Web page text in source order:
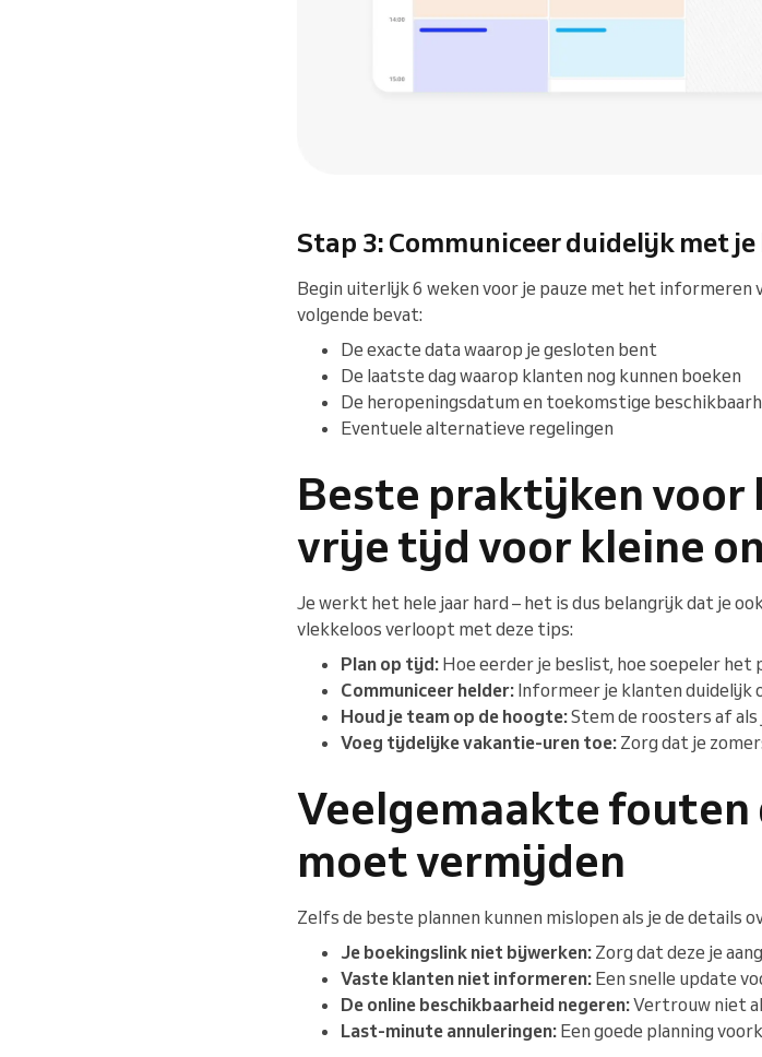
Stap 3: Communiceer duidelijk met
Begin uiterlijk 6 weken voor je pauze met het informeren
volgende bevat:
De exacte data waarop je gesloten bent
De laatste dag waarop klanten nog kunnen boeken
De heropeningsdatum en toekomstige
Eventuele alternatieve regelingen
Beste praktijken voor
vrije tijd voor kleine
Je werkt het hele jaar hard – het is dus belangrijk dat je
vlekkeloos verloopt met deze tips:
Plan op tijd: Hoe eerder je beslist, hoe soepeler het
Communiceer helder: Informeer je klanten duidelijk
Houd je team op de hoogte:Stem de roosters af
Voeg tijdelijke vakantie-uren toe: Zorg dat je
Veelgemaakte fouten
moet vermijden
Zelfs de beste plannen kunnen mislopen als je de details
Je boekingslink niet bijwerken: Zorg dat deze je
Vaste klanten niet informeren: Een snelle update
De online beschikbaarheid negeren:Vertrouw niet
Last-minute annuleringen: Een goede planning